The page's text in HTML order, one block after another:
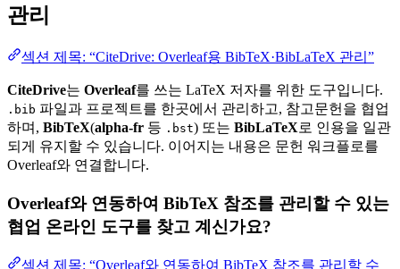
관리
섹션 제목: “CiteDrive: Overleaf용 BibTeX·BibLaTeX 관리”
CiteDrive는 Overleaf를 쓰는 LaTeX 저자를 위한 도구입니다.
.bib 파일과 프로젝트를 한곳에서 관리하고, 참고문헌을 협업
하며, BibTeX(alpha-fr 등 .bst) 또는 BibLaTeX로 인용을 일관
되게 유지할 수 있습니다. 이어지는 내용은 문헌 워크플로를
Overleaf와 연결합니다.
Overleaf와 연동하여 BibTeX 참조를 관리할 수 있는
협업 온라인 도구를 찾고 계신가요?
섹션 제목: “Overleaf와 연동하여 BibTeX 참조를 관리할 수